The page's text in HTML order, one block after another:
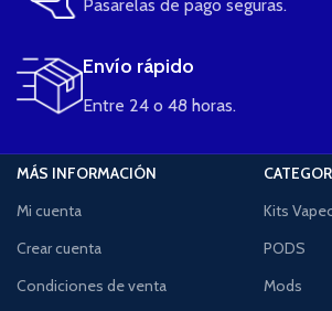
Pasarelas de pago seguras.
Envío rápido
Entre 24 o 48 horas.
MÁS INFORMACIÓN
Mi cuenta
Crear cuenta
Condiciones de venta
Kits
PODS
Mods